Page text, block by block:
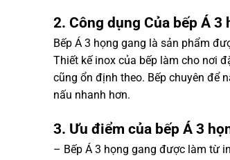
2. Công dụng Của bếp Á 3
Bếp Á 3 họng gang là sản phẩm
Thiết kế inox của bếp làm cho nơi
cũng ổn định theo. Bếp chuyên để
nấu nhanh hơn.
3. Ưu điểm của bếp Á 3
– Bếp Á 3 họng gang được làm từ